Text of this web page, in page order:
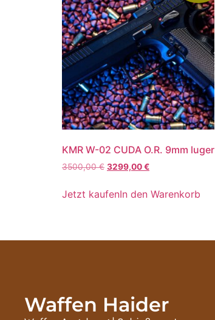
KMR W-02 CUDA O.R. 9mm luger
3500,00€ 3299,00€
Jetzt kaufenIn den Warenkorb
Waffen Haider